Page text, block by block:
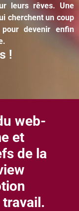
leurs rêves. Une
cherchent un coup
devenir enfin
!
web-
et
de la
travail.